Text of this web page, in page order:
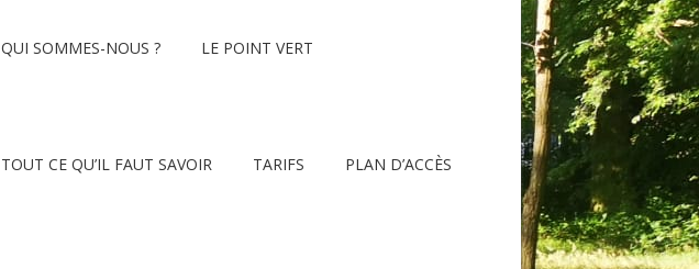
QUI SOMMES-NOUS ? LE POINT VERT
TOUT CE QU’IL FAUT SAVOIR TARIFS PLAN D’ACCÈS